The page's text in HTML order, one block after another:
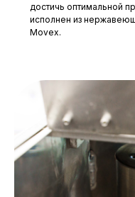
Относительная
Узнать
достичь оптимальной
исполнен из
Movex.